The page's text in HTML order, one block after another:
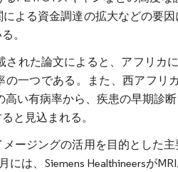
よる資金調達の拡大などの要
。
された論文によると、アフリカ
一つである。また、西アフリ
高い有病率から、疾患の早期診
と見込まれる。
ージングの活用を目的とした
には、Siemens Healthineersが